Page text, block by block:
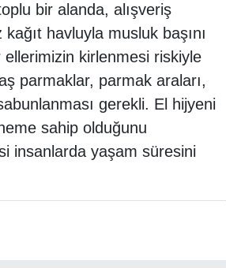
bir alanda, alışveriş
havluyla musluk başını
kirlenmesi riskiyle
parmaklar, parmak araları,
gerekli. El hijyeni
sahip olduğunu
insanlarda yaşam süresini